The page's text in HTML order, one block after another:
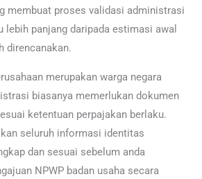
membuat proses validasi administrasi
lebih panjang daripada estimasi awal
direncanakan.
merupakan warga negara
biasanya memerlukan dokumen
ketentuan perpajakan berlaku.
seluruh informasi identitas
dan sesuai sebelum anda
NPWP badan usaha secara